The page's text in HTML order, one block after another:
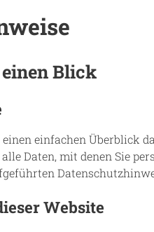
Blick
einfachen Überblick
alle Daten, mit denen Sie
Website